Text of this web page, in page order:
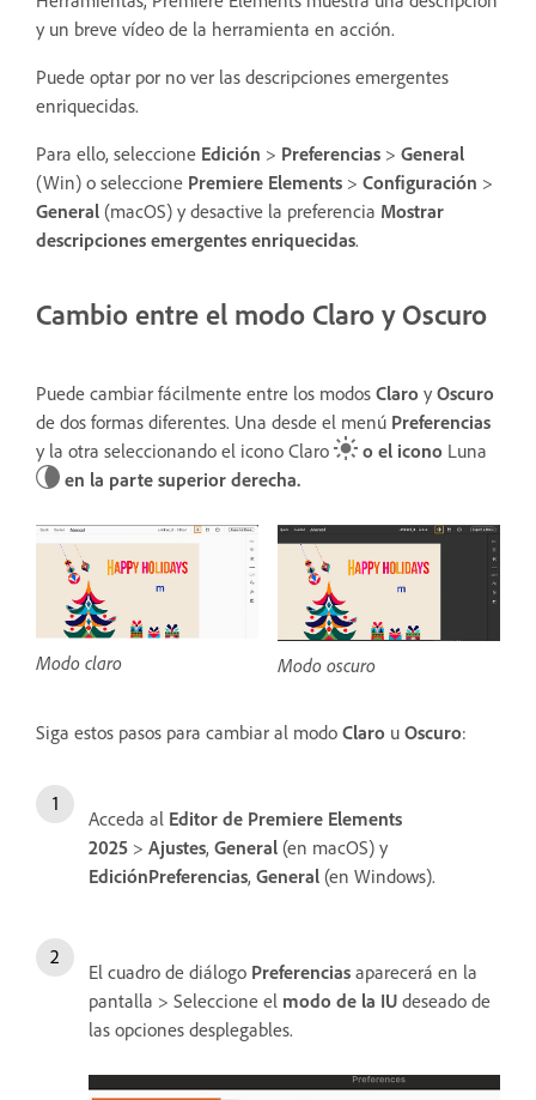
y un breve vídeo de la herramienta en acción.
Puede optar por no ver las descripciones emergentes
enriquecidas.
Para ello, seleccione Edición > Preferencias > General
(Win) o seleccione Premiere Elements > Configuración >
General (macOS) y desactive la preferencia Mostrar
descripciones emergentes enriquecidas.
Cambio entre el modo Claro y Oscuro
Puede cambiar fácilmente entre los modos Claro y Oscuro
de dos formas diferentes. Una desde el menú Preferencias
y la otra seleccionando el icono Claro o el icono Luna
en la parte superior derecha.
Modo claro Modo oscuro
Siga estos pasos para cambiar al modo Claro u Oscuro:
Acceda al Editor de Premiere Elements
2025 > Ajustes, General (en macOS) y
EdiciónPreferencias, General (en Windows).
El cuadro de diálogo Preferencias aparecerá en la
pantalla > Seleccione el modo de la IU deseado de
las opciones desplegables.